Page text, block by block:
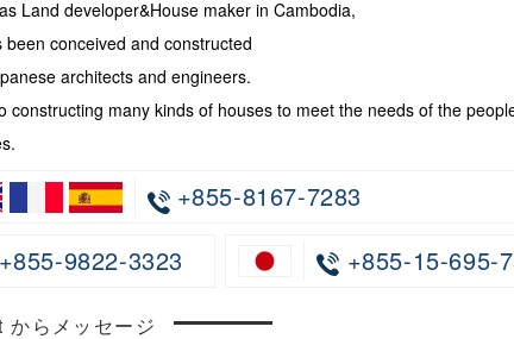
Land developer&House maker in Cambodia,
been conceived and constructed
architects and engineers.
constructing many kinds of houses to meet the needs of the
+855-8167-7283
+855-9822-3323
+855-15-695-
らメッセージ